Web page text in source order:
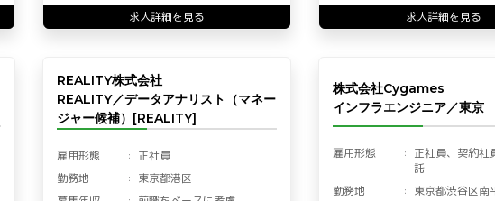
求人詳細を見る 求人詳細を見る
REALITY株式会社
REALITY／データアナリスト（マネー
ジャー候補）[REALITY]
雇用形態
正社員
勤務地
東京都港区
株式会社Cygames
インフラエンジニア／東京
雇用形態
正社員、契約社
託
勤務地
東京都渋谷区南